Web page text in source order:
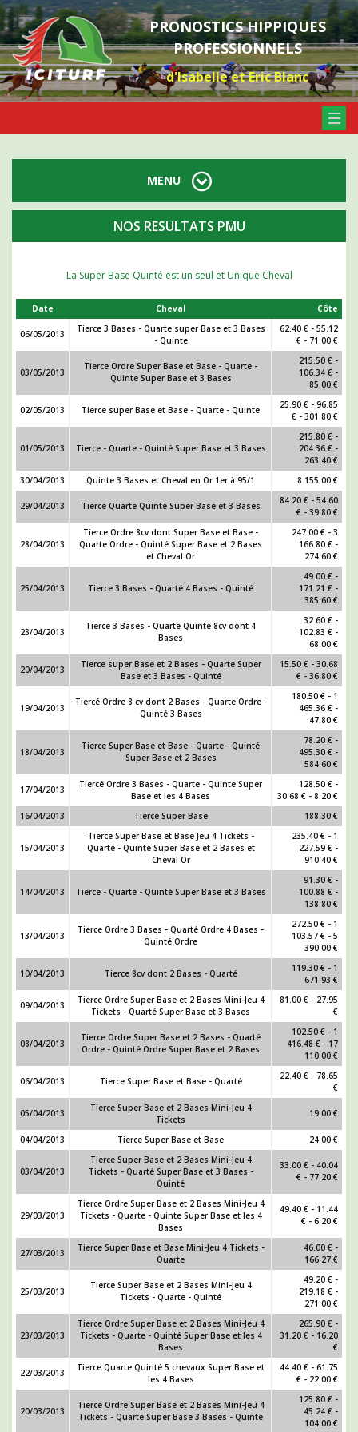
PRONOSTICS HIPPIQUES
PROFESSIONNELS
d'Isabelle et Eric Blanc
NOS RESULTATS PMU
La Super Base Quinté est un seul et Unique Cheval
Date Cheval Côte
06/05/2013
Tierce 3 Bases - Quarte super Base et 3 Bases
- Quinte
62.40 € - 55.12
€ - 71.00 €
03/05/2013
Tierce Ordre Super Base et Base - Quarte -
Quinte Super Base et 3 Bases
215.50 € -
106.34 € -
85.00 €
02/05/2013 Tierce super Base et Base - Quarte - Quinte
25.90 € - 96.85
€ - 301.80 €
01/05/2013 Tierce - Quarte - Quinté Super Base et 3 Bases
215.80 € -
204.36 € -
263.40 €
30/04/2013
Quinte 3 Bases et Cheval en Or 1er à 95/1 8 155.00 €
29/04/2013 Tierce Quarte Quinté Super Base et 3 Bases
84.20 € - 54.60
€ - 39.80 €
28/04/2013
Tierce Ordre 8cv dont Super Base et Base -
Quarte Ordre - Quinté Super Base et 2 Bases
et Cheval Or
247.00 € - 3
166.80 € -
274.60 €
25/04/2013 Tierce 3 Bases - Quarté 4 Bases - Quinté
49.00 € -
171.21 € -
385.60 €
23/04/2013
Tierce 3 Bases - Quarte Quinté 8cv dont 4
Bases
32.60 € -
102.83 € -
68.00 €
20/04/2013
Tierce super Base et 2 Bases - Quarte Super
Base et 3 Bases - Quinté
15.50 € - 30.68
€ - 36.80 €
19/04/2013
Tiercé Ordre 8 cv dont 2 Bases - Quarte Ordre -
Quinté 3 Bases
180.50 € - 1
465.36 € -
47.80 €
18/04/2013
Tierce Super Base et Base - Quarte - Quinté
Super Base et 2 Bases
78.20 € -
495.30 € -
584.60 €
17/04/2013
Tiercé Ordre 3 Bases - Quarte - Quinte Super
Base et les 4 Bases
128.50 € -
30.68 € - 8.20 €
16/04/2013
Tiercé Super Base 188.30 €
15/04/2013
Tierce Super Base et Base Jeu 4 Tickets -
Quarté - Quinté Super Base et 2 Bases et
Cheval Or
235.40 € - 1
227.59 € -
910.40 €
14/04/2013 Tierce - Quarté - Quinté Super Base et 3 Bases
91.30 € -
100.88 € -
138.80 €
13/04/2013
Tierce Ordre 3 Bases - Quarté Ordre 4 Bases -
Quinté Ordre
272.50 € - 1
103.57 € - 5
390.00 €
10/04/2013 Tierce 8cv dont 2 Bases - Quarté
119.30 € - 1
671.93 €
09/04/2013
Tierce Ordre Super Base et 2 Bases Mini-Jeu 4
Tickets - Quarté Super Base et 3 Bases
81.00 € - 27.95
€
08/04/2013
Tierce Ordre Super Base et 2 Bases - Quarté
Ordre - Quinté Ordre Super Base et 2 Bases
102.50 € - 1
416.48 € - 17
110.00 €
06/04/2013 Tierce Super Base et Base - Quarté
22.40 € - 78.65
€
05/04/2013
Tierce Super Base et 2 Bases Mini-Jeu 4
Tickets
19.00 €
04/04/2013 Tierce Super Base et Base 24.00 €
03/04/2013
Tierce Super Base et 2 Bases Mini-Jeu 4
Tickets - Quarté Super Base et 3 Bases -
Quinté
33.00 € - 40.04
€ - 77.20 €
29/03/2013
Tierce Ordre Super Base et 2 Bases Mini-Jeu 4
Tickets - Quarte - Quinte Super Base et les 4
Bases
49.40 € - 11.44
€ - 6.20 €
27/03/2013
Tierce Super Base et Base Mini-Jeu 4 Tickets -
Quarte
46.00 € -
166.27 €
25/03/2013
Tierce Super Base et 2 Bases Mini-Jeu 4
Tickets - Quarte - Quinté
49.20 € -
219.18 € -
271.00 €
23/03/2013
Tierce Ordre Super Base et 2 Bases Mini-Jeu 4
Tickets - Quarte - Quinté Super Base et les 4
Bases
265.90 € -
31.20 € - 16.20
€
22/03/2013
Tierce Quarte Quinté 5 chevaux Super Base et
les 4 Bases
44.40 € - 61.75
€ - 22.00 €
20/03/2013
Tierce Ordre Super Base et 2 Bases Mini-Jeu 4
Tickets - Quarte Super Base 3 Bases - Quinté
125.80 € -
45.24 € -
104.00 €
MENU